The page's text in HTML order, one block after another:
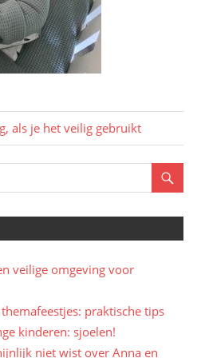
als je het veilig gebruikt
veilige omgeving voor
praktische tips
kinderen: sjoelen!
niet wist over Anna en